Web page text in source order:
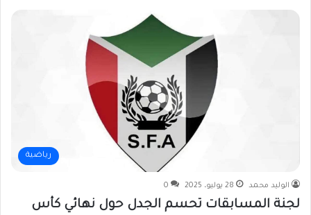
رياضية
الوليد محمد 28 يوليو، 2025 0
لجنة المسابقات تحسم الجدل حول نهائي كأس